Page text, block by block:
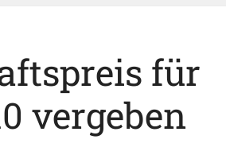
für
vergeben